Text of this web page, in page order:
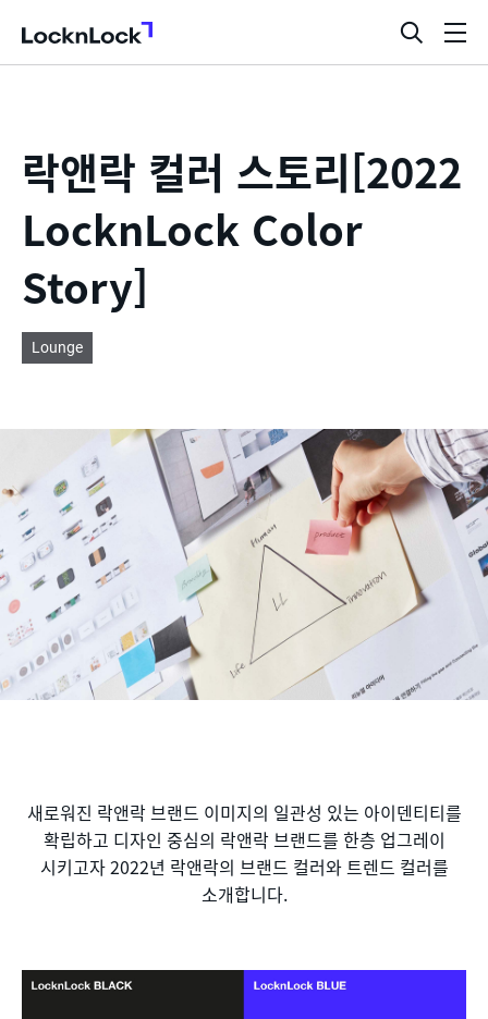
LocknLock
검
색
락앤락 컬러 스토리[2022
LocknLock Color
Story]
Lounge
새로워진 락앤락 브랜드 이미지의 일관성 있는 아이덴티티를
확립하고 디자인 중심의 락앤락 브랜드를 한층 업그레이
시키고자 2022년 락앤락의 브랜드 컬러와 트렌드 컬러를
소개합니다.